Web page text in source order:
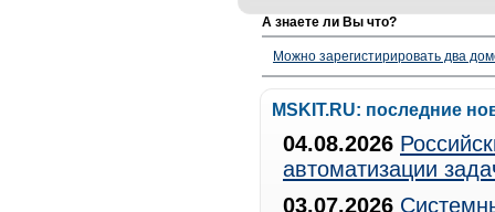
А знаете ли Вы что?
Можно зарегистирировать два
MSKIT.RU: последние
04.08.2026
автоматизации
03.07.2026